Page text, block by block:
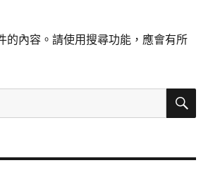
的內容。請使用搜尋功能，應會有所
搜